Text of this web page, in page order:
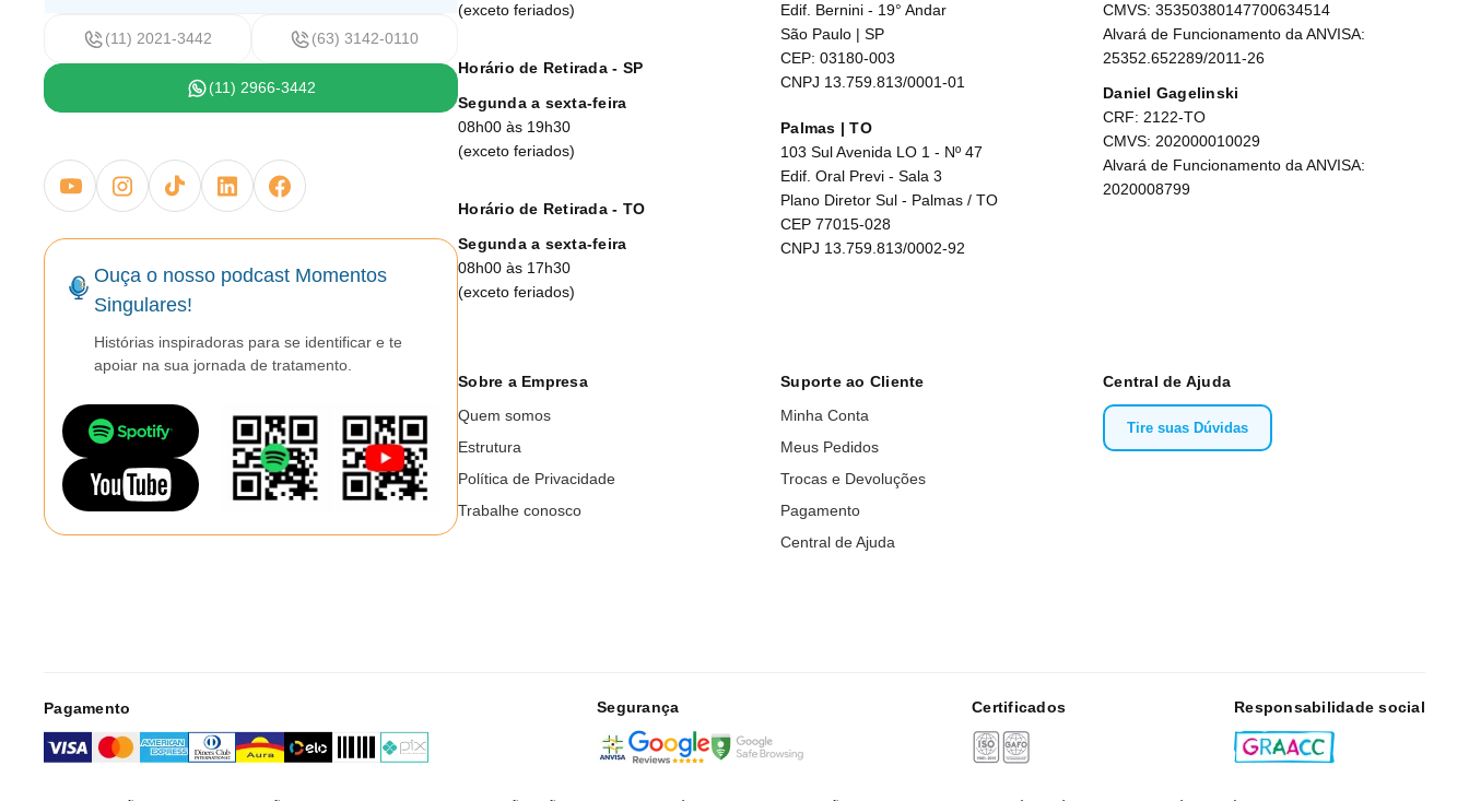
(11) 2021-3442 (63) 3142-0110
(11) 2966-3442
Ouça o nosso podcast Momentos
Singulares!
Histórias inspiradoras para se identificar e te
apoiar na sua jornada de tratamento.
(exceto feriados)
Horário de Retirada - SP
Segunda a sexta-feira
08h00 às 19h30
(exceto feriados)
Horário de Retirada - TO
Segunda a sexta-feira
08h00 às 17h30
(exceto feriados)
Edif. Bernini - 19° Andar
São Paulo | SP
CEP: 03180-003
CNPJ 13.759.813/0001-01
Palmas | TO
103 Sul Avenida LO 1 - Nº 47
Edif. Oral Previ - Sala 3
Plano Diretor Sul - Palmas / TO
CEP 77015-028
CNPJ 13.759.813/0002-92
CMVS: 35350380147700634514
Alvará de Funcionamento da ANVISA:
25352.652289/2011-26
Daniel Gagelinski
CRF: 2122-TO
CMVS: 202000010029
Alvará de Funcionamento da ANVISA:
2020008799
Sobre a Empresa
Quem somos
Estrutura
Política de Privacidade
Trabalhe conosco
Suporte ao Cliente
Minha Conta
Meus Pedidos
Trocas e Devoluções
Pagamento
Central de Ajuda
Central de Ajuda
Tire suas Dúvidas
Pagamento Segurança Certificados Responsabilidade social